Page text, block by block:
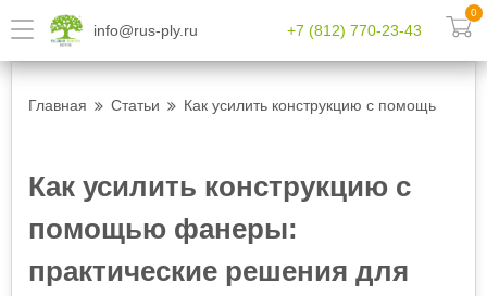
info@rus-ply.ru +7 (812) 770-23-43
0
Главная Статьи Как усилить конструкцию с помощью
Как усилить конструкцию с
помощью фанеры:
практические решения для